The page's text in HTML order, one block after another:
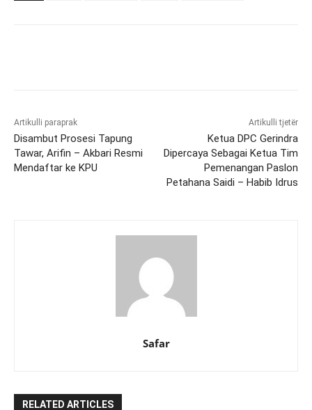
Artikulli paraprak
Disambut Prosesi Tapung
Tawar, Arifin – Akbari Resmi
Mendaftar ke KPU
Artikulli tjetër
Ketua DPC Gerindra
Dipercaya Sebagai Ketua Tim
Pemenangan Paslon
Petahana Saidi – Habib Idrus
Safar
RELATED ARTICLES